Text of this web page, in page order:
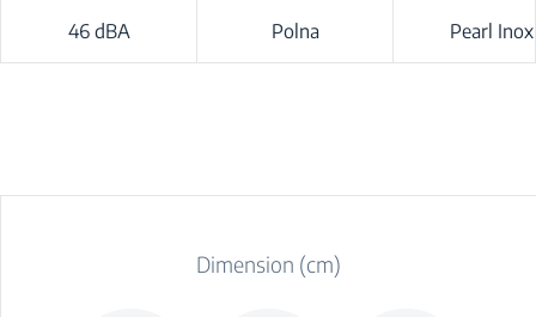
46 dBA Polna Pearl Inox
Dimension (cm)